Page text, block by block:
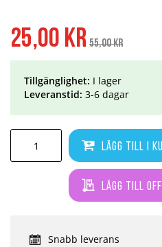
Specialpris
25,00 kr pris
55,00 kr
Lägg till i
Lägg till
Tillgänglighet: I lager
Leveranstid: 3-6 dagar
Snabb leverans